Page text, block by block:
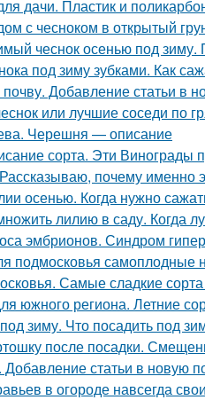
дачи. Пластик и
с чесноком в открытый
чеснок осенью под
под зиму зубками. Как
Добавление статьи в
или лучшие соседи по
Черешня — описание
сорта. Эти
почему именно
осенью. Когда нужно
лилию в саду. Когда
эмбрионов. Синдром
подмосковья самоплодные
Самые сладкие
южного региона. Летние
зиму. Что посадить под
после посадки.
статьи в новую
в огороде навсегда